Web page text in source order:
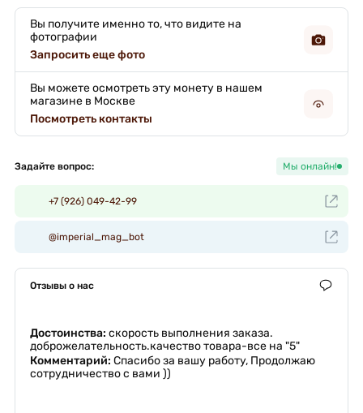
Вы получите именно то, что видите на
фотографии
Запросить еще фото
Вы можете осмотреть эту монету в нашем
магазине в Москве
Посмотреть контакты
Задайте вопрос: Мы онлайн!
+7 (926) 049-42-99
@imperial_mag_bot
Отзывы о нас
Достоинства: скорость выполнения заказа.
доброжелательность.качество товара-все на "5"
Комментарий: Спасибо за вашу работу, Продолжаю
сотрудничество с вами ))